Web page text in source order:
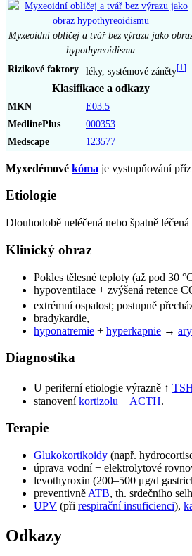
Myxeoidní obličej a tvář bez výrazu jako
hypothyreoidismu
Rizikové faktory
léky, systémové záněty[1]
Klasifikace a odkazy
MKN
E03.5
MedlinePlus
000353
Medscape
123577
Myxedémové kóma je vystupňování
Etiologie
Dlouhodobě neléčená nebo špatně
Klinický obraz
Pokles tělesné teploty (až pod 30
hypoventilace + zvýšená retence
extrémní ospalost; postupně
bradykardie,
hyponatremie + hyperkapnie →
Diagnostika
U periferní etiologie výrazně ↑
stanoveníkortizolu + ACTH.
Terapie
Glukokortikoidy (např.
úprava vodní + elektrolytové
levothyroxin (200–500 μg/d
preventivně ATB, th. srdečního
UPV (při respirační insuficienci),
Odkazy